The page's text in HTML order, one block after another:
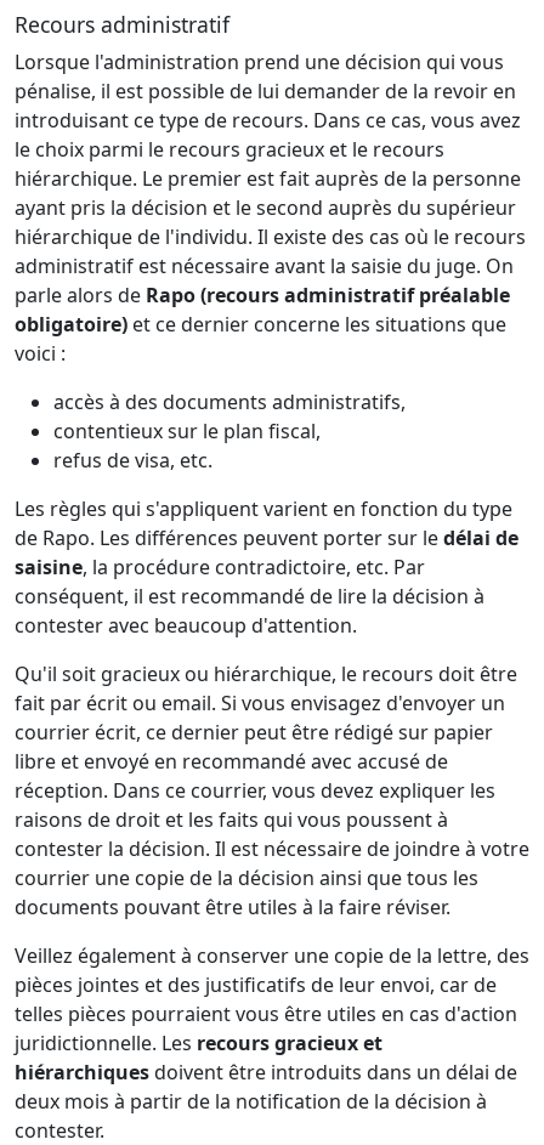
Recours administratif
Lorsque l'administration prend une décision qui vous
pénalise, il est possible de lui demander de la revoir en
introduisant ce type de recours. Dans ce cas, vous avez
le choix parmi le recours gracieux et le recours
hiérarchique. Le premier est fait auprès de la personne
ayant pris la décision et le second auprès du supérieur
hiérarchique de l'individu. Il existe des cas où le recours
administratif est nécessaire avant la saisie du juge. On
parle alors de Rapo (recours administratif préalable
obligatoire) et ce dernier concerne les situations que
voici :
accès à des documents administratifs,
contentieux sur le plan fiscal,
refus de visa, etc.
Les règles qui s'appliquent varient en fonction du type
de Rapo. Les différences peuvent porter sur ledélai de
saisine, la procédure contradictoire, etc. Par
conséquent, il est recommandé de lire la décision à
contester avec beaucoup d'attention.
Qu'il soit gracieux ou hiérarchique, le recours doit être
fait par écrit ou email. Si vous envisagez d'envoyer un
courrier écrit, ce dernier peut être rédigé sur papier
libre et envoyé en recommandé avec accusé de
réception. Dans ce courrier, vous devez expliquer les
raisons de droit et les faits qui vous poussent à
contester la décision. Il est nécessaire de joindre à votre
courrier une copie de la décision ainsi que tous les
documents pouvant être utiles à la faire réviser.
Veillez également à conserver une copie de la lettre, des
pièces jointes et des justificatifs de leur envoi, car de
telles pièces pourraient vous être utiles en cas d'action
juridictionnelle. Les recours gracieux et
hiérarchiquesdoivent être introduits dans un délai de
deux mois à partir de la notification de la décision à
contester.